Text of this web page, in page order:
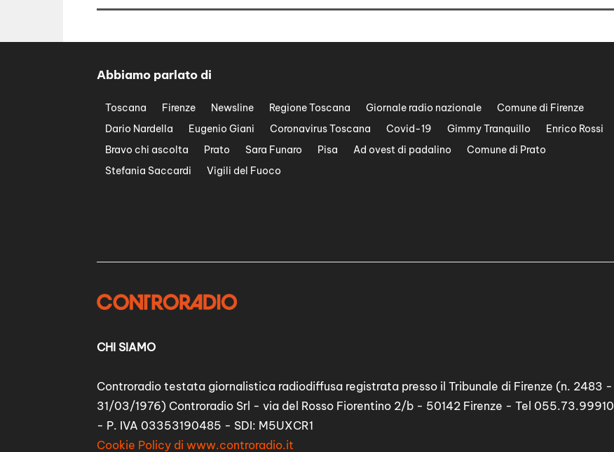
Abbiamo parlato di
Toscana Firenze Newsline Regione Toscana Giornale radio nazionale
Comune di Firenze
Dario Nardella
Eugenio Giani Coronavirus Toscana Covid-19 Gimmy Tranquillo
Enrico Rossi
Bravo chi ascolta
Prato Sara Funaro Pisa Ad ovest di padalino
Comune di Prato
Stefania Saccardi
Vigili del Fuoco
CHI SIAMO
Controradio testata giornalistica radiodiffusa registrata presso il Tribunale di Firenze (n. 2483 -
31/03/1976) Controradio Srl - via del Rosso Fiorentino 2/b - 50142 Firenze - Tel 055.73.99910
- P. IVA 03353190485 - SDI: M5UXCR1
Cookie Policy di www.controradio.it